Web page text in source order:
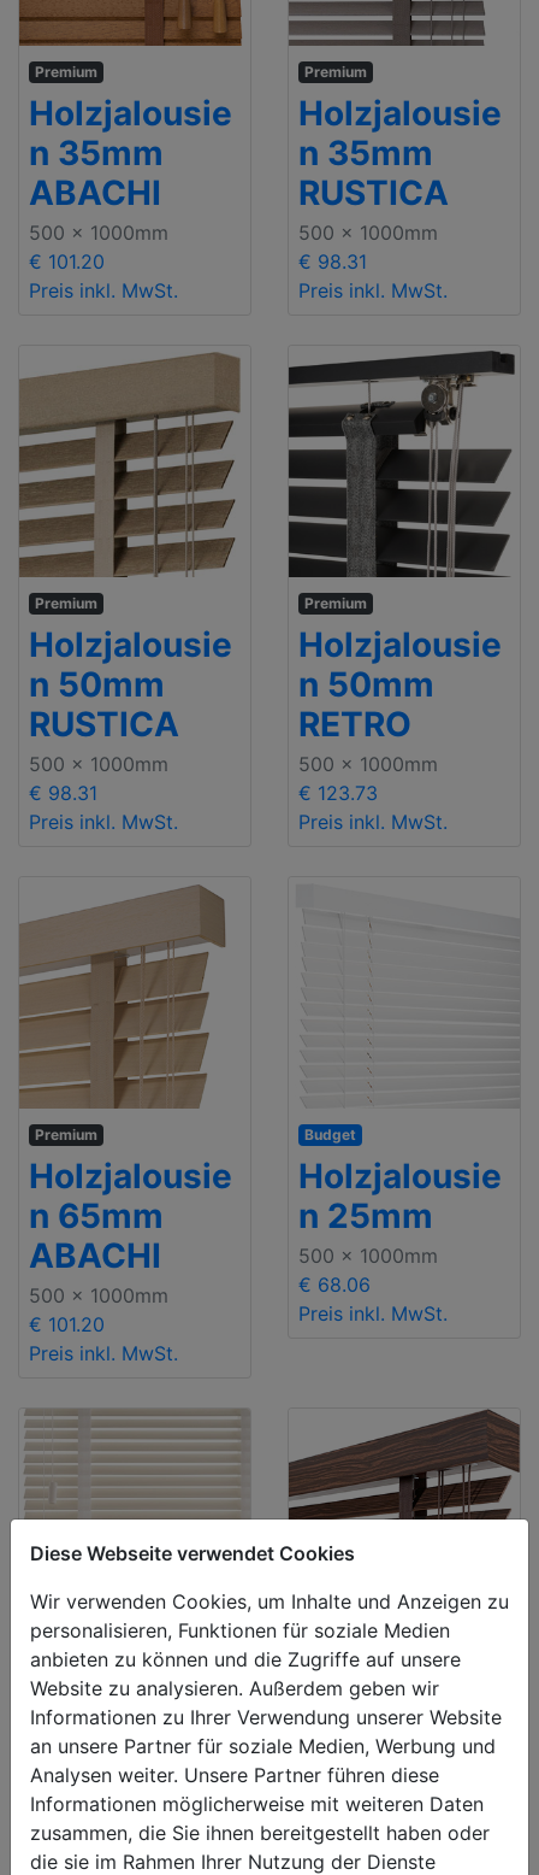
Diese Webseite verwendet Cookies
Wir verwenden Cookies, um Inhalte und Anzeigen zu
personalisieren, Funktionen für soziale Medien
anbieten zu können und die Zugriffe auf unsere
Website zu analysieren. Außerdem geben wir
Informationen zu Ihrer Verwendung unserer Website
an unsere Partner für soziale Medien, Werbung und
Analysen weiter. Unsere Partner führen diese
Informationen möglicherweise mit weiteren Daten
zusammen, die Sie ihnen bereitgestellt haben oder
die sie im Rahmen Ihrer Nutzung der Dienste
Premium
Holzjalousie
n 35mm
ABACHI
500 x 1000mm
€ 101.20
Preis inkl. MwSt.
Premium
Holzjalousie
n 35mm
RUSTICA
500 x 1000mm
€ 98.31
Preis inkl. MwSt.
Premium
Holzjalousie
n 50mm
RUSTICA
500 x 1000mm
€ 98.31
Preis inkl. MwSt.
Premium
Holzjalousie
n 50mm
RETRO
500 x 1000mm
€ 123.73
Preis inkl. MwSt.
Premium
Holzjalousie
n 65mm
ABACHI
500 x 1000mm
€ 101.20
Preis inkl. MwSt.
Budget
Holzjalousie
n 25mm
500 x 1000mm
€ 68.06
Preis inkl. MwSt.
Deal
Holzjalousie
n 25mm LUX
500 x 1000mm
€ 98.55
Preis inkl. MwSt.
Deal
Holzjalousie
n SELECT
50mm
500 x 1000mm
€ 92.23